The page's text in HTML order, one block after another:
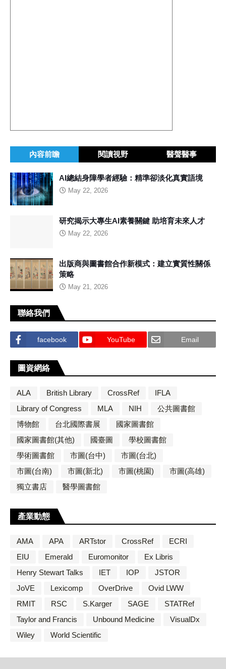
內容前瞻 閱讀視野 醫聲醫事
AI總結身障學者經驗：精準卻淡化真實語境
May 22, 2026
研究揭示大專生AI素養關鍵 助培育未來人才
May 22, 2026
出版商與圖書館合作新模式：建立實質性關係
策略
May 21, 2026
聯絡我們
facebook YouTube Email
圖資網絡
ALA British Library CrossRef
IFLA
Library of Congress
MLA NIH
公共圖書館
博物館
台北國際書展
國家圖書館
國家圖書館(其他)
國臺圖
學校圖書館
學術圖書館
市圖(台中)
市圖(台北)
市圖(台南)
市圖(新北) 市圖(桃園)
市圖(高雄)
獨立書店
醫學圖書館
產業動態
AMA APA ARTstor CrossRef
ECRI
EIU
Emerald Euromonitor
Ex Libris
Henry Stewart Talks
IET IOP
JSTOR
JoVE
Lexicomp OverDrive
Ovid LWW
RMIT
RSC S.Karger SAGE
STATRef
Taylor and Francis
Unbound Medicine
VisualDx
Wiley
World Scientific